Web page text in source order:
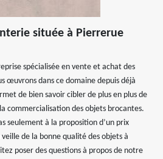
située à Pierrerue
spécialisée en vente et achat des
œuvrons dans ce domaine depuis déjà
de bien savoir cibler de plus en plus de
commercialisation des objets brocantes.
seulement à la proposition d’un prix
de la bonne qualité des objets à
poser des questions à propos de notre